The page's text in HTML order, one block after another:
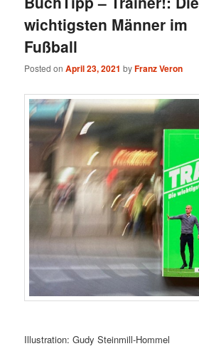
wichtigsten Männer im
Fußball
Posted onApril 23, 2021 byFranz Veron
Illustration: Gudy Steinmill-Hommel